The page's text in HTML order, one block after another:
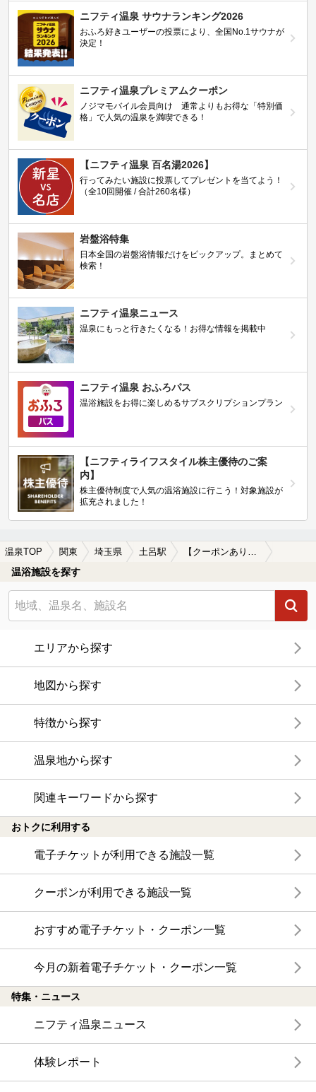
ニフティ温泉 サウナランキング2026
おふろ好きユーザーの投票により、全国No.1サウナが
決定！
ニフティ温泉プレミアムクーポン
ノジマモバイル会員向け 通常よりもお得な「特別価
格」で人気の温泉を満喫できる！
【ニフティ温泉 百名湯2026】
行ってみたい施設に投票してプレゼントを当てよう！
（全10回開催 / 合計260名様）
岩盤浴特集
日本全国の岩盤浴情報だけをピックアップ。まとめて
検索！
ニフティ温泉ニュース
温泉にもっと行きたくなる！お得な情報を掲載中
ニフティ温泉 おふろパス
温浴施設をお得に楽しめるサブスクリプションプラン
【ニフティライフスタイル株主優待のご案
内】
株主優待制度で人気の温浴施設に行こう！対象施設が
拡充されました！
温泉TOP 関東 埼玉県 土呂駅
温浴施設を探す
エリアから探す
地図から探す
特徴から探す
温泉地から探す
関連キーワードから探す
おトクに利用する
電子チケットが利用できる施設一覧
クーポンが利用できる施設一覧
おすすめ電子チケット・クーポン一覧
今月の新着電子チケット・クーポン一覧
特集・ニュース
ニフティ温泉ニュース
体験レポート